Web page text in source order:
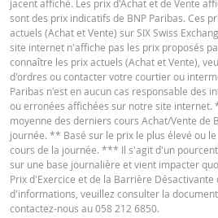
2026 22:15
4 août
2026 22:17
journalière
3 août
2026 22:16
journalière
30 juil.
2026 22:16
journalière
29 juil.
2026 22:16
journalière
28 juil.
Deutsch
English
PROSPECTUS DE BASE
jacent affiché. Les prix d'Achat et de Vente
sont des prix indicatifs de BNP Paribas. Ces
actuels (Achat et Vente) sur SIX Swiss
site internet n'affiche pas les prix proposés
connaître les prix actuels (Achat et Vente),
d'ordres ou contacter votre courtier ou
Paribas n'est en aucun cas responsable des
ou erronées affichées sur notre site internet.
moyenne des derniers cours Achat/Vente de
journée. ** Basé sur le prix le plus élevé ou
cours de la journée. *** Il s'agit d'un
sur une base journalière et vient impacter
Prix d'Exercice et de la Barrière Désactivante
d'informations, veuillez consulter la
contactez-nous au 058 212 6850.